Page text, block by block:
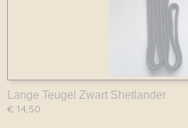
Lange Teugel Zwart Shetlander
€ 14,50